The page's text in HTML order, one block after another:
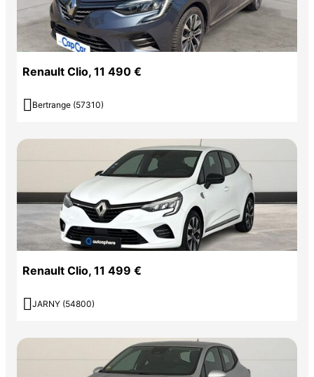
Renault Clio, 11 490 €
 Bertrange (57310)
Renault Clio, 11 499 €
 JARNY (54800)